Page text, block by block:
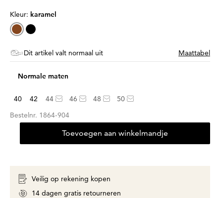
Kleur: karamel
Dit artikel valt normaal uit Maattabel
Normale maten
40 42 44 46 48
50
Bestelnr. 1864-904
Toevoegen aan winkelmandje
Veilig op rekening kopen
14 dagen gratis retourneren